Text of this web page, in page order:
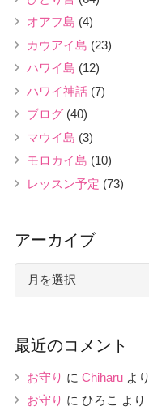
オアフ島 (4)
カウアイ島 (23)
ハワイ島 (12)
ハワイ神話 (7)
ブログ (40)
マウイ島 (3)
モロカイ島 (10)
レッスン予定 (73)
アーカイブ
ブ
最近のコメント
お守り に Chiharu より
お守り に ひろこ より